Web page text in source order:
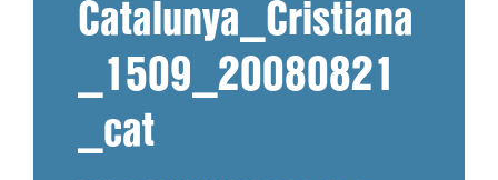
Catalunya_Cristiana
_1509_20080821
_cat